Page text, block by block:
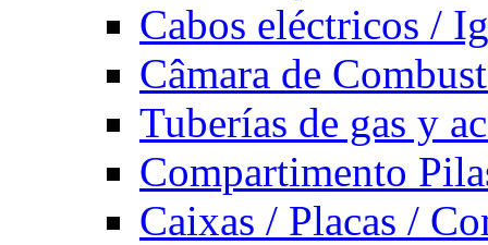
Cabos eléctricos /
Câmara de
Tuberías de gas y
Compartimento
Caixas / Placas /